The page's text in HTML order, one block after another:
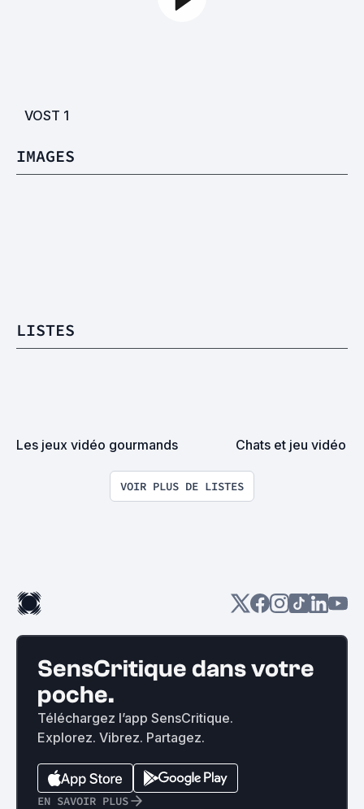
VOST 1
IMAGES
LISTES
Les jeux vidéo gourmands Chats et jeu vidéo
VOIR PLUS DE LISTES
SensCritique dans votre
poche.
Téléchargez l’app SensCritique.
Explorez. Vibrez. Partagez.
EN SAVOIR PLUS